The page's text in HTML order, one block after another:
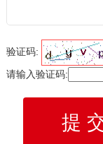
验证码:
请输入验证码: